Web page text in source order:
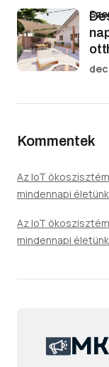
Kommentek
Az IoT
mindennapi
Az IoT
mindennapi